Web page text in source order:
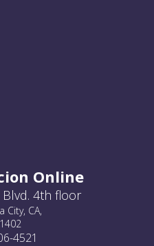
Online
4th floor
City, CA,
4521